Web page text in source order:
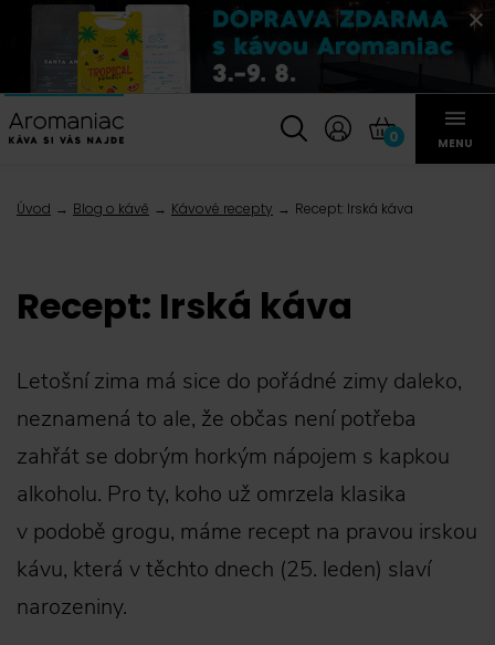
0 MENU
Úvod Blog o kávě Kávové recepty Recept: Irská káva
Recept: Irská káva
Letošní zima má sice do pořádné zimy daleko,
neznamená to ale, že občas není potřeba
zahřát se dobrým horkým nápojem s kapkou
alkoholu. Pro ty, koho už omrzela klasika
v podobě grogu, máme recept na pravou irskou
kávu, která v těchto dnech (25. leden) slaví
narozeniny.